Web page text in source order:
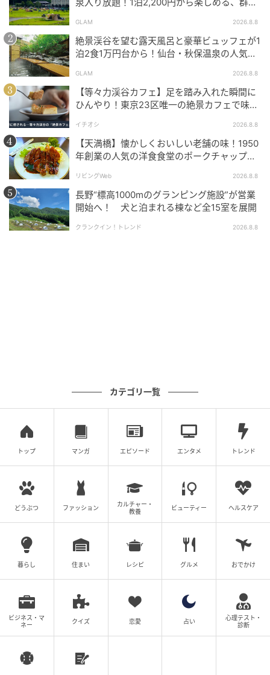
舞台となるのは、プレジデンシャルスイート「ポラリ
ス」。なかでも存在感を放つのが、壁面にあしらわれ
た「プリザーブドフラワーウォール」。縦60cm×横
80cmのフレームに、バラやカーネーションなど20種
の花々を組み合わせた色彩豊かなフラワーウォール
は、ここでしか見られない特別な作品だ。
室内には複数のフラワーアレンジメントがしつらえら
れ、雄大な浅間山を背景とした唯一無二の空間を楽し
める。また、オリジナルフラワーボックスと“おまかせ
ホールケーキ”が付いた「記念日プラン」も用意。大切
な日に利用するのもおすすめだ。
GLAM 2026.8.8
絶景渓谷を望む露天風呂と豪華ビュッフェが1
泊2食1万円台から！仙台・秋保温泉の人気コ
GLAM 2026.8.8
【等々力渓谷カフェ】足を踏み入れた瞬間に
ひんやり！東京23区唯一の絶景カフェで味わ
イチオシ 2026.8.8
【天満橋】懐かしくおいしい老舗の味！1950
年創業の人気の洋食食堂のポークチャップ！
リビングWeb 2026.8.8
長野“標高1000mのグランピング施設”が営業
開始へ！ 犬と泊まれる棟など全15室を展開
クランクイン！トレンド 2026.8.8
カテゴリ一覧
トップ マンガ エピソード エンタメ トレンド
どうぶつ ファッション
カルチャー・
教養
ビューティー ヘルスケア
暮らし 住まい レシピ グルメ おでかけ
ビジネス・マ
ネー
クイズ 恋愛 占い
心理テスト・
診断